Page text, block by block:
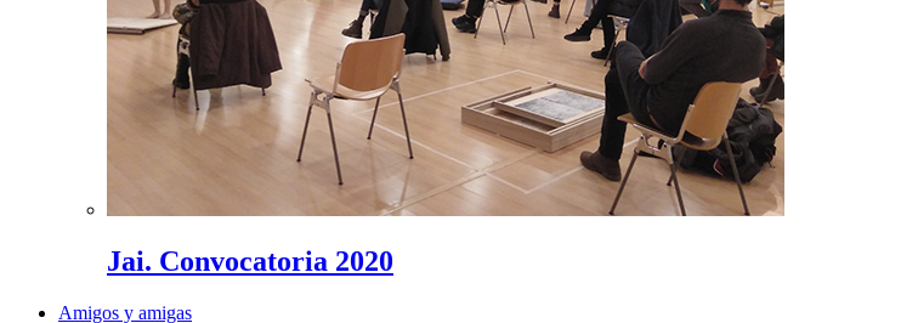
Jai. Convocatoria 2020
Amigos y amigas